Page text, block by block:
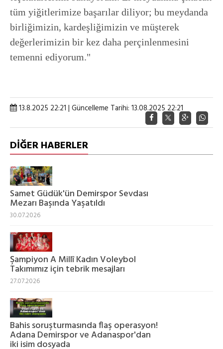
tüm yiğitlerimize başarılar diliyor; bu meydanda
birliğimizin, kardeşliğimizin ve müşterek
değerlerimizin bir kez daha perçinlenmesini
temenni ediyorum."
13.8.2025 22:21 | Güncelleme Tarihi: 13.08.2025 22:21
DİĞER HABERLER
Samet Güdük'ün Demirspor Sevdası
Mezarı Başında Yaşatıldı
30.07.2026
Şampiyon A Millî Kadın Voleybol
Takımımız için tebrik mesajları
27.07.2026
Bahis soruşturmasında flaş operasyon!
Adana Demirspor ve Adanaspor'dan
iki isim dosyada